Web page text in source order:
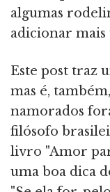
algumas
adicionar mais
Este post traz
mas é,
namorados
filósofo
livro "Amor
uma boa dica